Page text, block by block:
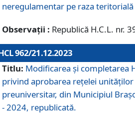
neregulamentar pe raza
Observații : Republică H.C.L. nr.
962/21.12.2023
Titlu: Modificarea și completarea
privind aprobarea rețelei
preuniversitar, din Municipiul
- 2024, republicată.